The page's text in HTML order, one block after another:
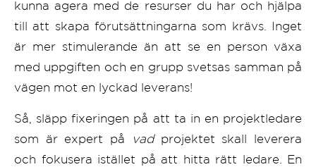
kunna agera med de resurser du har och hjälpa
till att skapa förutsättningarna som krävs. Inget
är mer stimulerande än att se en person växa
med uppgiften och en grupp svetsas samman på
vägen mot en lyckad leverans!
Så, släpp fixeringen på att ta in en projektledare
som är expert på
vadprojektet skall leverera
och fokusera istället på att hitta rätt ledare. En